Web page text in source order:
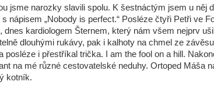
jsme narozky slavili spolu. K šestnáctým jsem u něj
s nápisem „Nobody is perfect.“ Posléze čtyři Petři ve
dnes kardiologem Šternem, který nám všem nejprv
dlouhými rukávy, pak i kalhoty na chmel ze
posléze i přestříkal trička. I am the fool on a hill.
na mé různé cestovatelské neduhy. Ortoped Máša
kotník.